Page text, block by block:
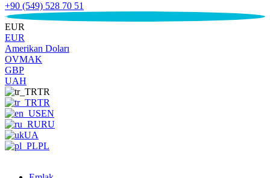
+90 (549) 528 70 51
€
EUR
EUR
Amerikan Doları
OVMAK
GBP
UAH
TR
TR
EN
RU
UA
PL